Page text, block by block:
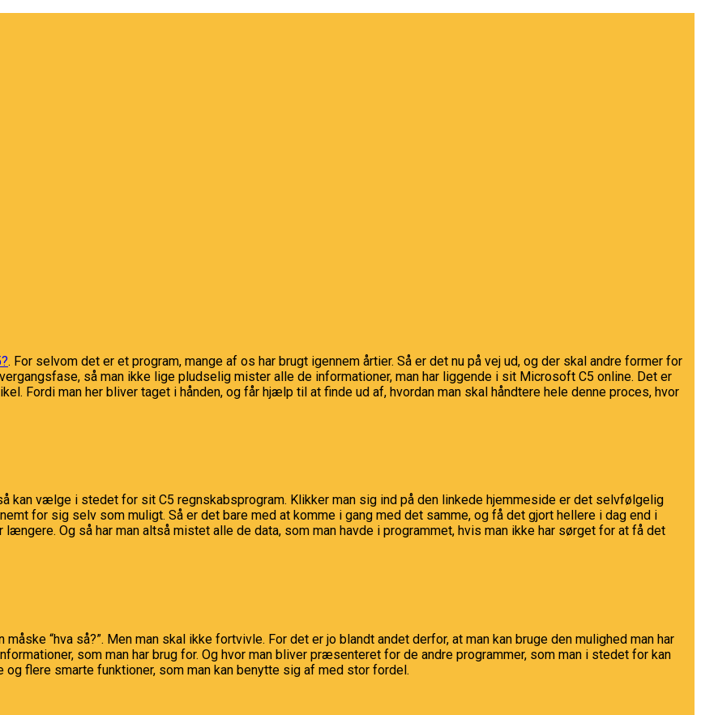
. For selvom det er et program, mange af os har brugt igennem årtier. Så er det nu på vej ud, og der skal andre former for
så man ikke lige pludselig mister alle de informationer, man har liggende i sit Microsoft C5 online. Det er
Fordi man her bliver taget i hånden, og får hjælp til at finde ud af, hvordan man skal håndtere hele denne proces, hvor
kan vælge i stedet for sit C5 regnskabsprogram. Klikker man sig ind på den linkede hjemmeside er det selvfølgelig
for sig selv som muligt. Så er det bare med at komme i gang med det samme, og få det gjort hellere i dag end i
Og så har man altså mistet alle de data, som man havde i programmet, hvis man ikke har sørget for at få det
“hva så?”. Men man skal ikke fortvivle. For det er jo blandt andet derfor, at man kan bruge den mulighed man har
som man har brug for. Og hvor man bliver præsenteret for de andre programmer, som man i stedet for kan
flere smarte funktioner, som man kan benytte sig af med stor fordel.